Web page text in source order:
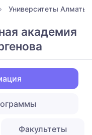
Университеты Алматы
академия
Факультеты